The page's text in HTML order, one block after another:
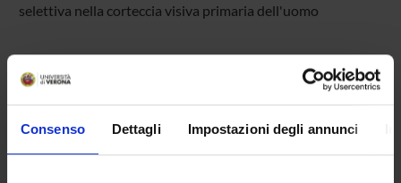
Consenso Dettagli Impostazioni degli annunci
selettiva nella corteccia visiva primaria dell'uomo
Funds:assigned and managed by the department